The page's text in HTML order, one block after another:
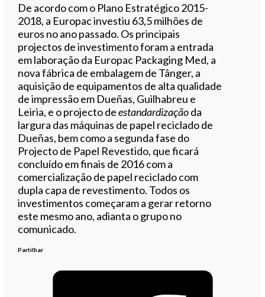
De acordo com o Plano Estratégico 2015-
2018, a Europac investiu 63,5 milhões de
euros no ano passado. Os principais
projectos de investimento foram a entrada
em laboração da Europac Packaging Med, a
nova fábrica de embalagem de Tânger, a
aquisição de equipamentos de alta qualidade
de impressão em Dueñas, Guilhabreu e
Leiria, e o projecto deestandardizaçãoda
largura das máquinas de papel reciclado de
Dueñas, bem como a segunda fase do
Projecto de Papel Revestido, que ficará
concluído em finais de 2016 com a
comercialização de papel reciclado com
dupla capa de revestimento. Todos os
investimentos começaram a gerar retorno
este mesmo ano, adianta o grupo no
comunicado.
Partilhar